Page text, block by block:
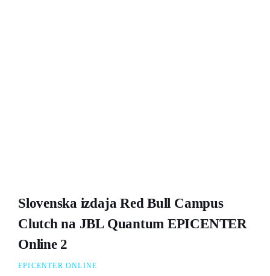
Slovenska izdaja Red Bull Campus
Clutch na JBL Quantum EPICENTER
Online 2
EPICENTER ONLINE